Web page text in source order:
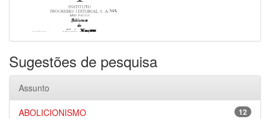
Sugestões de pesquisa
Assunto
12
ABOLICIONISMO